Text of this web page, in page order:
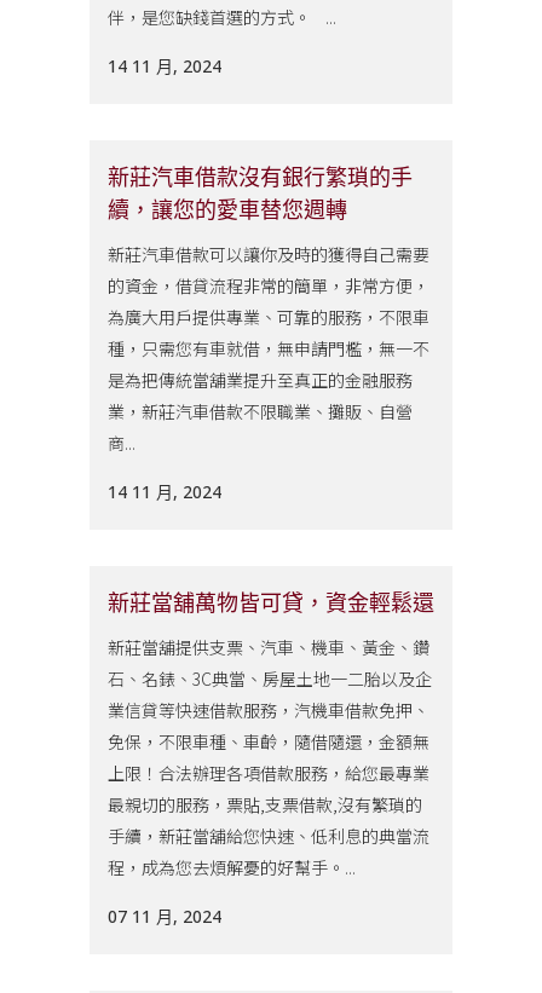
伴，是您缺錢首選的方式。 ...
14 11 月, 2024
新莊汽車借款沒有銀行繁瑣的手
續，讓您的愛車替您週轉
新莊汽車借款可以讓你及時的獲得自己需要
的資金，借貸流程非常的簡單，非常方便，
為廣大用戶提供專業、可靠的服務，不限車
種，只需您有車就借，無申請門檻，無一不
是為把傳統當舖業提升至真正的金融服務
業，新莊汽車借款不限職業、攤販、自營
商...
14 11 月, 2024
新莊當舖萬物皆可貸，資金輕鬆還
新莊當舖提供支票、汽車、機車、黃金、鑽
石、名錶、3C典當、房屋土地一二胎以及企
業信貸等快速借款服務，汽機車借款免押、
免保，不限車種、車齡，隨借隨還，金額無
上限！合法辦理各項借款服務，給您最專業
最親切的服務，票貼,支票借款,沒有繁瑣的
手續，新莊當舖給您快速、低利息的典當流
程，成為您去煩解憂的好幫手。...
07 11 月, 2024